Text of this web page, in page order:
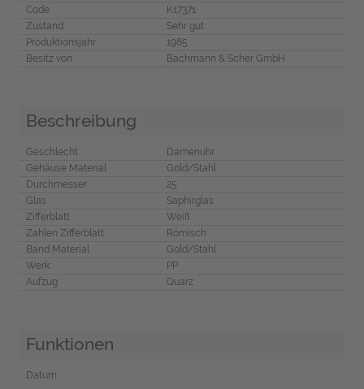
Code
K17371
Zustand
Sehr gut
Produktionsjahr
1985
Besitz von
Bachmann & Scher GmbH
Beschreibung
Geschlecht
Damenuhr
Gehäuse Material
Gold/Stahl
Durchmesser
25
Glas
Saphirglas
Zifferblatt
Weiß
Zahlen Zifferblatt
Römisch
Band Material
Gold/Stahl
Werk
PP
Aufzug
Quarz
Funktionen
Datum